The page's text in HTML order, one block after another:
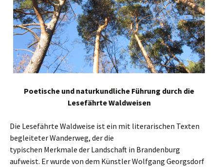
Poetische und naturkundliche Führung durch die
Lesefährte Waldweisen
Die Lesefährte Waldweise ist ein mit literarischen Texten
begleiteter Wanderweg, der die
typischen Merkmale der Landschaft in Brandenburg
aufweist. Er wurde von dem Künstler Wolfgang Georgsdorf